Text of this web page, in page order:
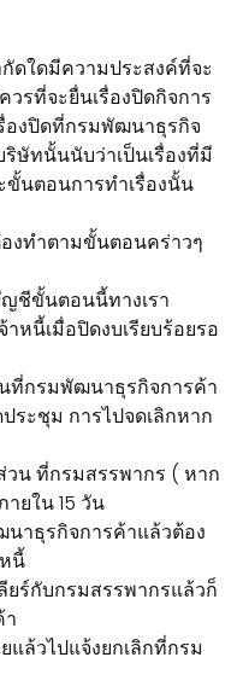
ดใดมีความประสงค์ที่จะ
วรที่จะยื่นเรื่องปิดกิจการ
องปิดที่กรมพัฒนาธุรกิจ
ษัทนั้นนับว่าเป็นเรื่องที่มี
ขั้นตอนการทำเรื่องนั้น
งทำตามขั้นตอนคร่าวๆ
ชีขั้นตอนนี้ทางเรา
หนี้เมื่อปิดงบเรียบร้อยรอ
ที่กรมพัฒนาธุรกิจการค้า
ะชุม การไปจดเลิกหาก
วน ที่กรมสรรพากร ( หาก
ยใน 15 วัน
นาธุรกิจการค้าแล้วต้อง
นี้
ยร์กับกรมสรรพากรแล้วก็
แล้วไปแจ้งยกเลิกที่กรม